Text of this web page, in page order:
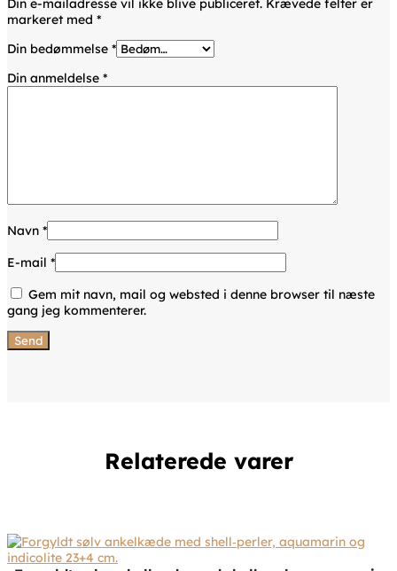
Din e-mailadresse vil ikke blive publiceret. Krævede felter er
markeret med *
Din bedømmelse *
Din anmeldelse *
Navn *
E-mail *
Gem mit navn, mail og websted i denne browser til næste
gang jeg kommenterer.
Relaterede varer